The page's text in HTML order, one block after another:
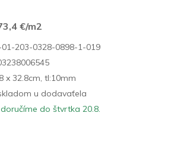
€/m2
01-203-0328-0898-1-019
x 32.8cm, tl:10mm
u dodavaťela
doručíme do štvrtka 20.8.